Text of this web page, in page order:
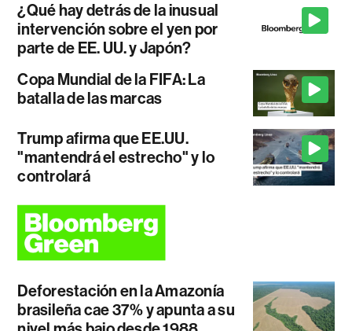
¿Qué hay detrás de la inusual
intervención sobre el yen por
parte de EE. UU. y Japón?
Copa Mundial de la FIFA: La
batalla de las marcas
Trump afirma que EE.UU.
"mantendrá el estrecho" y lo
controlará
Deforestación en la Amazonía
brasileña cae 37% y apunta a su